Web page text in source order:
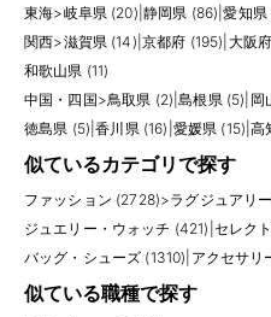
東海>岐阜県 (20) 静岡県 (86) |愛知県
関西>滋賀県 (14) 京都府 (195) 大阪
和歌山県 (11)
中国・四国>鳥取県 (2) |島根県 (5) 岡
徳島県 (5) |香川県 (16) 愛媛県 (15) |高
似ているカテゴリで探す
ファッション (2728)>ラグジュアリ
ジュエリー・ウォッチ (421) セレク
バッグ・シューズ (1310) アクセサリ
似ている職種で探す